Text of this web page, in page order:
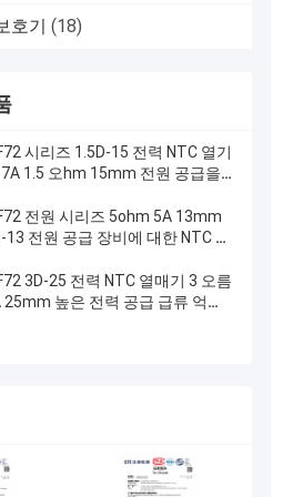
호기 (18)
시리즈 1.5D-15 전력 NTC 열기
1.5 오hm 15mm 전원 공급을
전원 시리즈 5ohm 5A 13mm
13 전원 공급 장비에 대한 NTC 열
3D-25 전력 NTC 열매기 3 오름
25mm 높은 전력 공급 급류 억제